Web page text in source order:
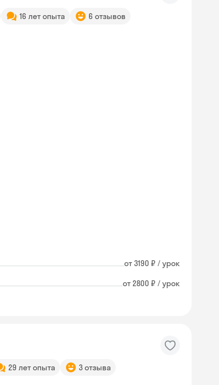
16 лет опыта 6 отзывов
от 3190 ₽ / урок
от 2800 ₽ / урок
29 лет опыта 3 отзыва